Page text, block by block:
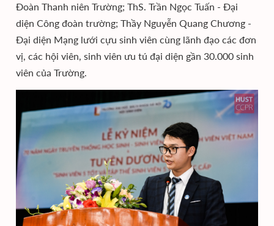
Đoàn Thanh niên Trường; ThS. Trần Ngọc Tuấn - Đại
diện Công đoàn trường; Thầy Nguyễn Quang Chương -
Đại diện Mạng lưới cựu sinh viên cùng lãnh đạo các đơn
vị, các hội viên, sinh viên ưu tú đại diện gần 30.000 sinh
viên của Trường.